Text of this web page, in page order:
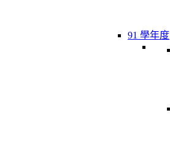
91 學年度